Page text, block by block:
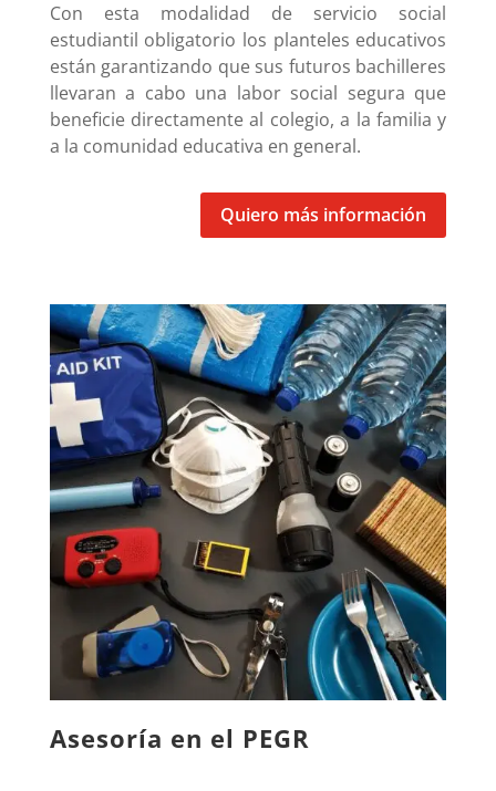
Con esta modalidad de servicio social
estudiantil obligatorio los planteles educativos
están garantizando que sus futuros bachilleres
llevaran a cabo una labor social segura que
beneficie directamente al colegio, a la familia y
a la comunidad educativa en general.
Quiero más información
Asesoría en el PEGR